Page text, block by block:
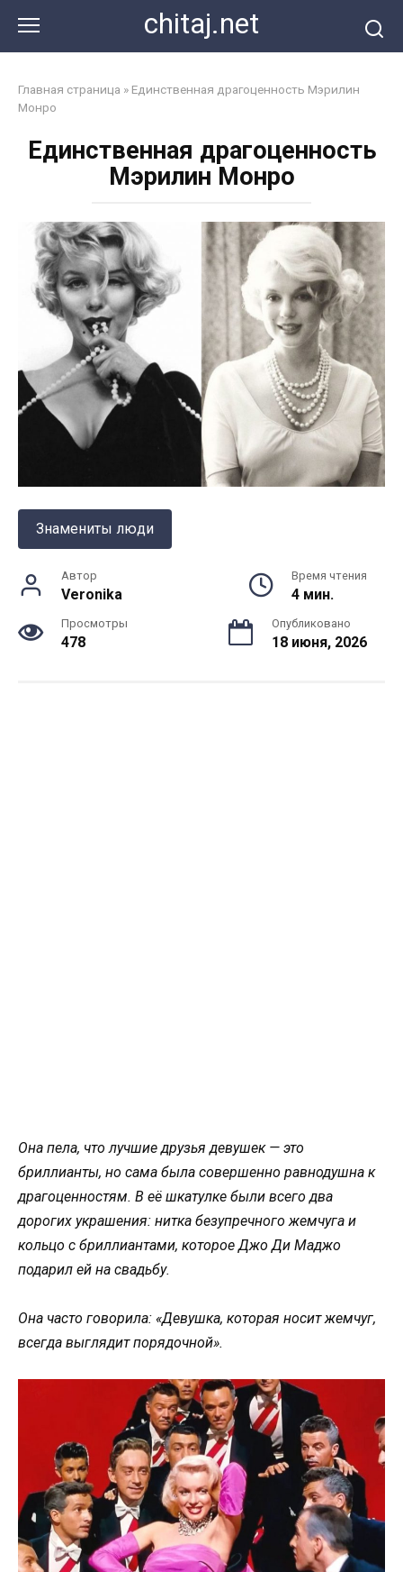
контенту
chitaj.net
Главная страница » Единственная драгоценность Мэрилин
Монро
Единственная драгоценность
Мэрилин Монро
Знамениты люди
Автор
Veronika
Время чтения
4 мин.
Просмотры
478
Опубликовано
18 июня, 2026
Она пела, что лучшие друзья девушек — это
бриллианты, но сама была совершенно равнодушна к
драгоценностям. В её шкатулке были всего два
дорогих украшения: нитка безупречного жемчуга и
кольцо с бриллиантами, которое Джо Ди Маджо
подарил ей на свадьбу.
Она часто говорила: «Девушка, которая носит жемчуг,
всегда выглядит порядочной».